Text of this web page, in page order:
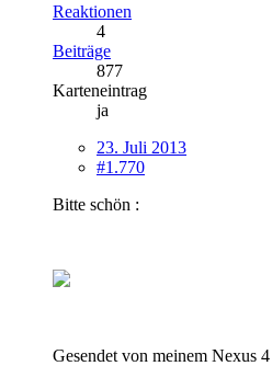
Reaktionen
4
Beiträge
877
Karteneintrag
ja
23. Juli 2013
#1.770
Bitte schön :
Gesendet von meinem Nexus